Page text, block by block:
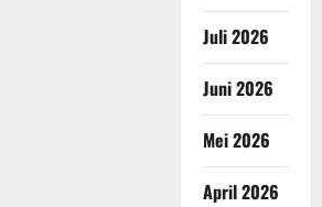
Juli 2026
Juni 2026
Mei 2026
April 2026